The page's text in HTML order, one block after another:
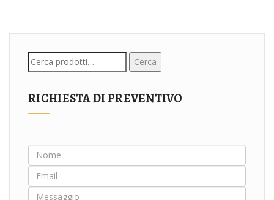
Cerca: Cerca
RICHIESTA DI PREVENTIVO